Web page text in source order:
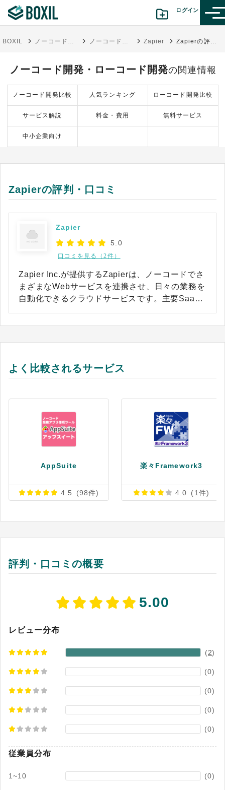
ログイン
診断から探す(β版)
記事から探す
BOXILの使い方ガイド
BOXIL ノーコード開発ツール比較35選！使用するメリット・失敗しない選び方 ノーコード開発・ローコード開発 Zapier Zapierの評判・口コミ
ノーコード開発・ローコード開発の関連情報
ノーコード開発比較 人気ランキング ローコード開発比較
サービス解説 料金・費用 無料サービス
中小企業向け
Zapierの評判・口コミ
Zapier
5.0
口コミを見る（2件）
Zapier Inc.が提供するZapierは、ノーコードでさ
まざまなWebサービスを連携させ、日々の業務を
自動化できるクラウドサービスです。主要SaaS
可能です。 また、Zapierの機能を拡張できる開発
軟に対応可能。 異なるツール間でのデータ・タス
クの連携やオリジナル機能の追加、ユーザー独自
のワークフローの創出など、さまざまな作業の自
タント機能や生成AIツールとの連携も可能で、チ
ど、多様な業務自動化を支える機能を備えていま
出典：Zapier公式HP Integrations（2026年7月14
よく比較されるサービス
AppSuite
4.5 (98件)
楽々Framework3
4.0 (1件)
評判・口コミの概要
5.00
レビュー分布
(2)
(0)
(0)
(0)
(0)
従業員分布
1~10 (0)